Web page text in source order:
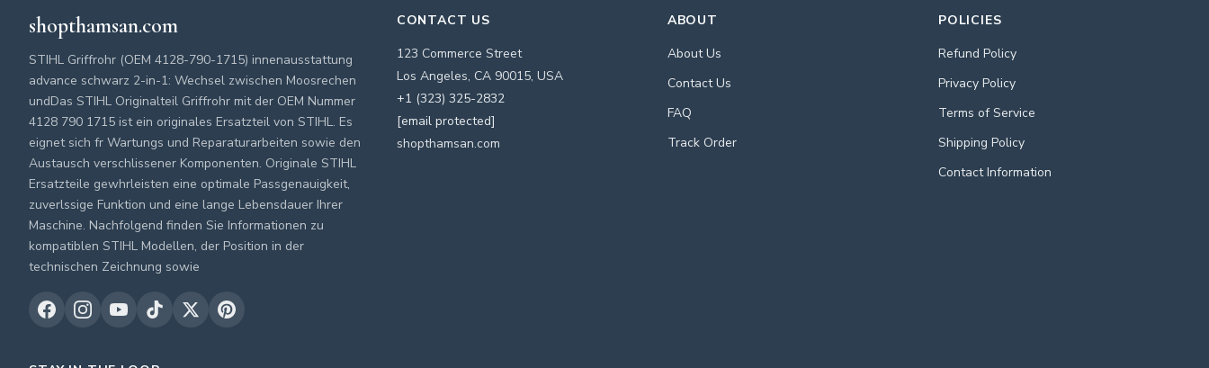
shopthamsan.com
STIHL Griffrohr (OEM 4128-790-1715) innenausstattung
advance schwarz 2-in-1: Wechsel zwischen Moosrechen
undDas STIHL Originalteil Griffrohr mit der OEM Nummer
4128 790 1715 ist ein originales Ersatzteil von STIHL. Es
eignet sich fr Wartungs und Reparaturarbeiten sowie den
Austausch verschlissener Komponenten. Originale STIHL
Ersatzteile gewhrleisten eine optimale Passgenauigkeit,
zuverlssige Funktion und eine lange Lebensdauer Ihrer
Maschine. Nachfolgend finden Sie Informationen zu
kompatiblen STIHL Modellen, der Position in der
technischen Zeichnung sowie
CONTACT US
123 Commerce Street
Los Angeles, CA 90015, USA
+1 (323) 325-2832
[email protected]
shopthamsan.com
ABOUT
About Us
Contact Us
FAQ
Track Order
POLICIES
Refund Policy
Privacy Policy
Terms of Service
Shipping Policy
Contact Information